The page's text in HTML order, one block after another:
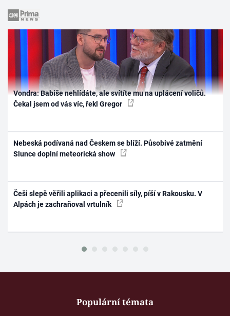
Vondra: Babiše nehlídáte, ale svítíte mu na uplácení voličů.
Čekal jsem od vás víc, řekl Gregor
Nebeská podívaná nad Českem se blíží. Působivé zatmění
Slunce doplní meteorická show
Češi slepě věřili aplikaci a přecenili síly, píší v Rakousku. V
Alpách je zachraňoval vrtulník
Populární témata